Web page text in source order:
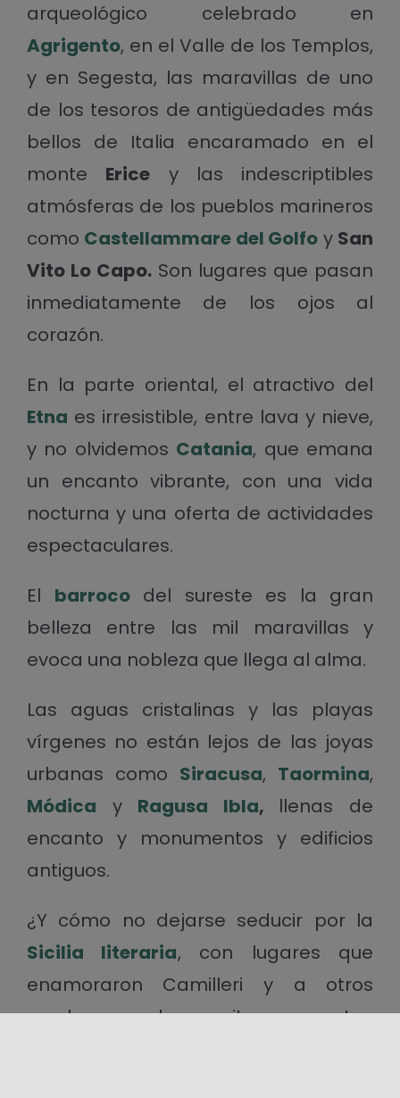
arqueológico celebrado en
Agrigento, en el Valle de los Templos,
y en Segesta, las maravillas de uno
de los tesoros de antigüedades más
bellos de Italia encaramado en el
monte Erice y las indescriptibles
atmósferas de los pueblos marineros
como Castellammare del Golfo y San
Vito Lo Capo. Son lugares que pasan
inmediatamente de los ojos al
corazón.
En la parte oriental, el atractivo del
Etna es irresistible, entre lava y nieve,
y no olvidemos Catania, que emana
un encanto vibrante, con una vida
nocturna y una oferta de actividades
espectaculares.
El barrocodel sureste es la gran
belleza entre las mil maravillas y
evoca una nobleza que llega al alma.
Las aguas cristalinas y las playas
vírgenes no están lejos de las joyas
urbanas como Siracusa, Taormina,
Módica y Ragusa Ibla, llenas de
encanto y monumentos y edificios
antiguos.
¿Y cómo no dejarse seducir por la
Sicilia literaria, con lugares que
enamoraron Camilleri y a otros
muchos grandes escritores y poetas